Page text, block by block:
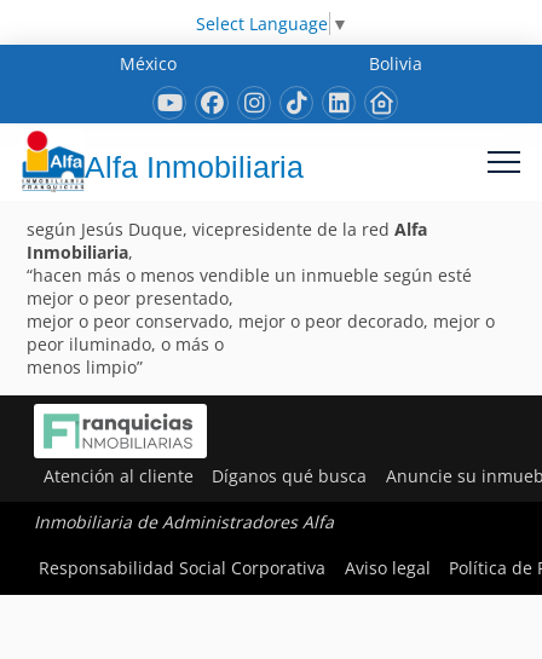
Select Language ▼
México
Bolivia
Alfa Inmobiliaria
según Jesús Duque, vicepresidente de la redAlfa
Inmobiliaria,
“hacen más o menos vendible un inmueble según esté
mejor o peor presentado,
mejor o peor conservado, mejor o peor decorado, mejor o
peor iluminado, o más o
menos limpio”
Atención al cliente Díganos qué busca Anuncie su
Inmobiliaria de Administradores Alfa
Responsabilidad Social Corporativa
Aviso legal Política de